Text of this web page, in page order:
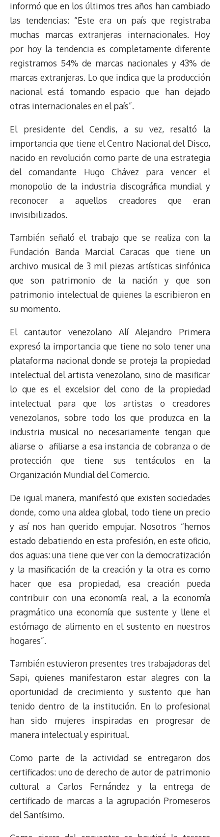
informó que en los últimos tres años han cambiado
las tendencias: “Este era un país que registraba
muchas marcas extranjeras internacionales. Hoy
por hoy la tendencia es completamente diferente
registramos 54% de marcas nacionales y 43% de
marcas extranjeras. Lo que indica que la producción
nacional está tomando espacio que han dejado
otras internacionales en el país”.
El presidente del Cendis, a su vez, resaltó la
importancia que tiene el Centro Nacional del Disco,
nacido en revolución como parte de una estrategia
del comandante Hugo Chávez para vencer el
monopolio de la industria discográfica mundial y
reconocer a aquellos creadores que eran
invisibilizados.
También señaló el trabajo que se realiza con la
Fundación Banda Marcial Caracas que tiene un
archivo musical de 3 mil piezas artísticas sinfónica
que son patrimonio de la nación y que son
patrimonio intelectual de quienes la escribieron en
su momento.
El cantautor venezolano Alí Alejandro Primera
expresó la importancia que tiene no solo tener una
plataforma nacional donde se proteja la propiedad
intelectual del artista venezolano, sino de masificar
lo que es el excelsior del cono de la propiedad
intelectual para que los artistas o creadores
venezolanos, sobre todo los que produzca en la
industria musical no necesariamente tengan que
aliarse o afiliarse a esa instancia de cobranza o de
protección que tiene sus tentáculos en la
Organización Mundial del Comercio.
De igual manera, manifestó que existen sociedades
donde, como una aldea global, todo tiene un precio
y así nos han querido empujar. Nosotros “hemos
estado debatiendo en esta profesión, en este oficio,
dos aguas: una tiene que ver con la democratización
y la masificación de la creación y la otra es como
hacer que esa propiedad, esa creación pueda
contribuir con una economía real, a la economía
pragmático una economía que sustente y llene el
estómago de alimento en el sustento en nuestros
hogares”.
También estuvieron presentes tres trabajadoras del
Sapi, quienes manifestaron estar alegres con la
oportunidad de crecimiento y sustento que han
tenido dentro de la institución. En lo profesional
han sido mujeres inspiradas en progresar de
manera intelectual y espiritual.
Como parte de la actividad se entregaron dos
certificados: uno de derecho de autor de patrimonio
cultural a Carlos Fernández y la entrega de
certificado de marcas a la agrupación Promeseros
del Santísimo.